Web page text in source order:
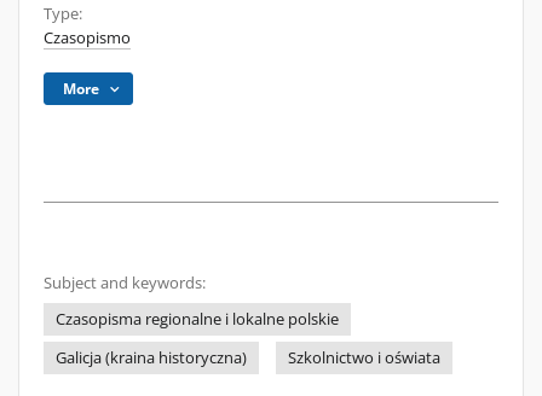
Type:
Czasopismo
More
Subject and keywords:
Czasopisma regionalne i lokalne polskie
Galicja (kraina historyczna)
Szkolnictwo i oświata